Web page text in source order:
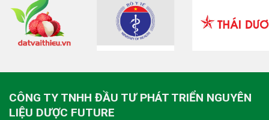
CÔNG TY TNHH ĐẦU TƯ PHÁT TRIỂN NGUYÊN
LIỆU DƯỢC FUTURE